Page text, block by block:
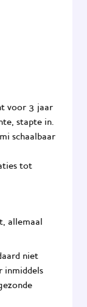
voor 3 jaar
stapte in.
schaalbaar
tot
allemaal
niet
inmiddels